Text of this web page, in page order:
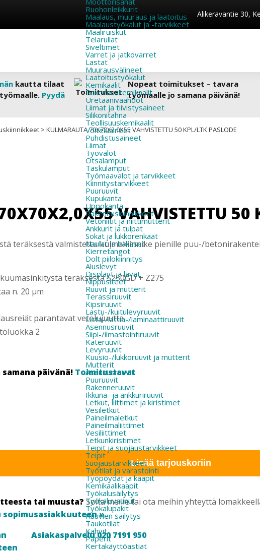
Alikeravantie 30,
Ruohonleikkurit
Maalaus, muuraus ja laatoitus
Maalaustyökalut ja -tarvikkeet
Maaliruiskut
Telarullat
Siveltimet
Varret ja jatkovarret
Lastat
Muurausvälineet
Laatoitustyökalut
Kemikaalit
Rakennuskemikaalit
Uretaanivaahdot
Liimat ja tiivistysaineet
Silikonitahna
Teollisuuskemikaalit
Voiteluaineet
Puhdistusaineet
Liimat
Työvalot
Otsalamput
Taskulamput
Työmaavalot ja tarvikkeet
Kiinnitys­tarvikkeet
Puuruuvit
Kupukanta
Uppokanta
Rakennuskiinnikkeet
Vetoniitit ja niittimutterit
Ankkurit ja tulpat
Sokat ja lukkorenkaat
Naulat ja hakaset
Kierretangot
Dolt piilokiinnitys
Aluslevyt
Displayt ja lavat
Nippusiteet
Ruuvit ja mutterit
Terassiruuvit
Kipsiruuvit
Lastu-/kuitulevyruuvit
Lista-/lattia-/laminaattiruuvit
Asennusruuvit
Siipi-/ilmastointiruuvit
Kateruuvit
Levyruuvit
Kuusio-/lukkoruuvit ja mutterit
Mutterit
Asennusruuvit
Puuruuvit
Rakenneruuvit
Ikkuna- ja ankkuriruuvit
Letkut, liittimet ja kiristimet
Vesiletkut
Paineilmaletkut
Paineilmaliittimet
Vesiliittimet
Letkunkiristimet
Teipit ja suojaustarvikkeet
Teipit
Suojaustarvikkeet
Työtilat ja varastointi
Työpöydät ja kaapit
Kemikaalikaapit
Työkalusäilytys
Työkaluvaunut
Työkalupakit
Ruuvien säilytys
Taukotilat
Kahvit
Paperit
Kertakäyttöastiat
kautta tilaat
Pyydä
Nopeat toimitukset – tavara
työmaalle jo samana päivänä!
> KULMARAUTA 70X70X2,0X55 VAHVISTETTU 50 KPL/LTK PASLODE
VAHVISTETTU 50
teräksestä valmistettu kulmakiinnike pienille puu-/
teräksestä S250GD + Z275
n. 20 µm
parantavat vetolujuutta
2
päivänä! Toimitustavat
Lisää tarjouskoriin
tai muusta? Soita meille tai ota meihin yhteyttä
»
Asiakaspalvelu 020 7191 950